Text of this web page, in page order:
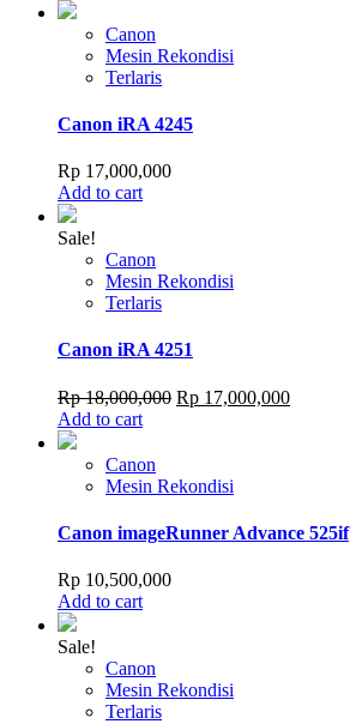
Canon
Mesin Rekondisi
Terlaris
Canon iRA 4245
Rp 17,000,000
Add to cart
Sale!
Canon
Mesin Rekondisi
Terlaris
Canon iRA 4251
Rp18,000,000 Original
Rp 17,000,000Current
Add to cart
Canon
Mesin Rekondisi
Canon imageRunner Advance 525if
Rp 10,500,000
Add to cart
Sale!
Canon
Mesin Rekondisi
Terlaris